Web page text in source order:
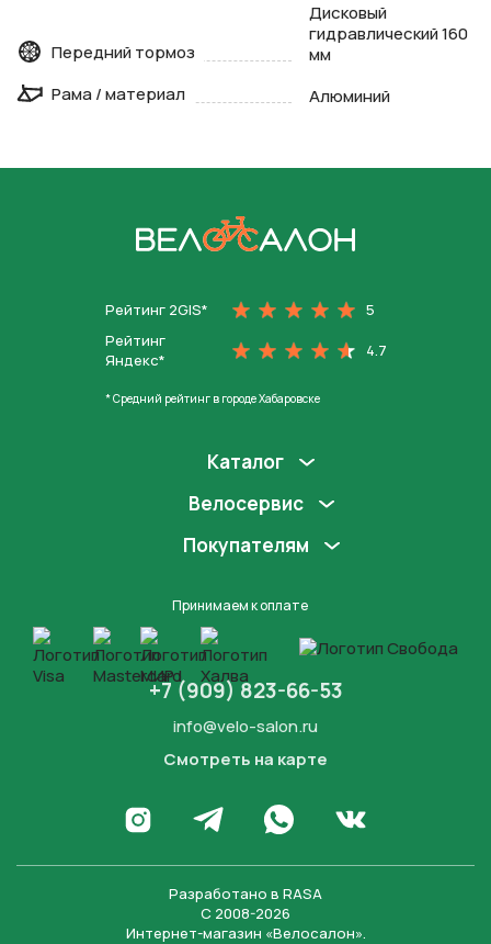
Передний тормоз
Дисковый
гидравлический 160
мм
Рама / материал
Алюминий
Рейтинг 2GIS*
5
Рейтинг
Яндекс*
4.7
* Средний рейтинг в городе Хабаровске
Каталог
Велосервис
Покупателям
Принимаем к оплате
+7 (909) 823-66-53
info@velo-salon.ru
Смотреть на карте
Перейти в Инстаграм
Написать в Телеграм
Написать в WhatsApp
Перейти во
Разработано в RASA
С 2008-2026
Интернет-магазин «Велосалон».